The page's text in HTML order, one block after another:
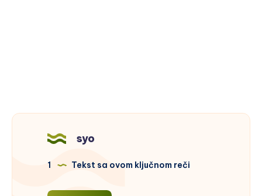
syo
1 Tekst sa ovom ključnom reči